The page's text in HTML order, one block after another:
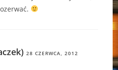
28 CZERWCA, 2012